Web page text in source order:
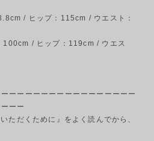
/ ヒップ：115cm / ウエスト：
100cm / ヒップ：119cm / ウエス
ーーーーーーーーーーーーーーーー
ーー
ただくために』をよく読んでから、